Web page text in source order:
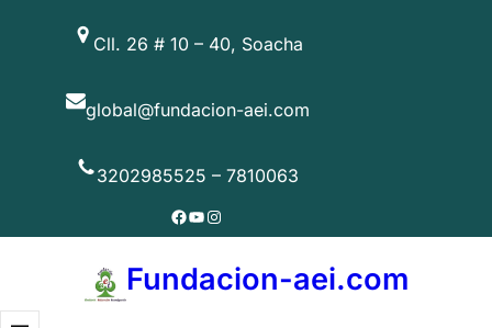
Cll. 26 # 10 – 40, Soacha
global@fundacion-aei.com
3202985525 – 7810063
Fundacion-aei.com